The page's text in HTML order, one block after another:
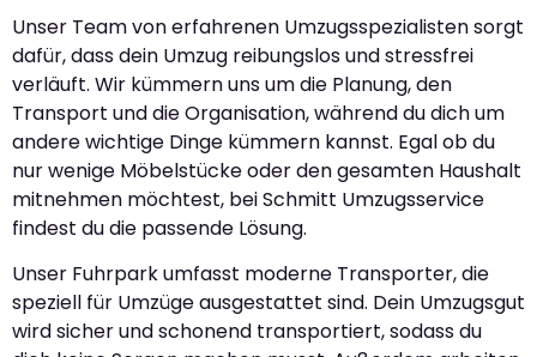
Unser Team von erfahrenen Umzugsspezialisten sorgt
dafür, dass dein Umzug reibungslos und stressfrei
verläuft. Wir kümmern uns um die Planung, den
Transport und die Organisation, während du dich um
andere wichtige Dinge kümmern kannst. Egal ob du
nur wenige Möbelstücke oder den gesamten Haushalt
mitnehmen möchtest, bei Schmitt Umzugsservice
findest du die passende Lösung.
Unser Fuhrpark umfasst moderne Transporter, die
speziell für Umzüge ausgestattet sind. Dein Umzugsgut
wird sicher und schonend transportiert, sodass du